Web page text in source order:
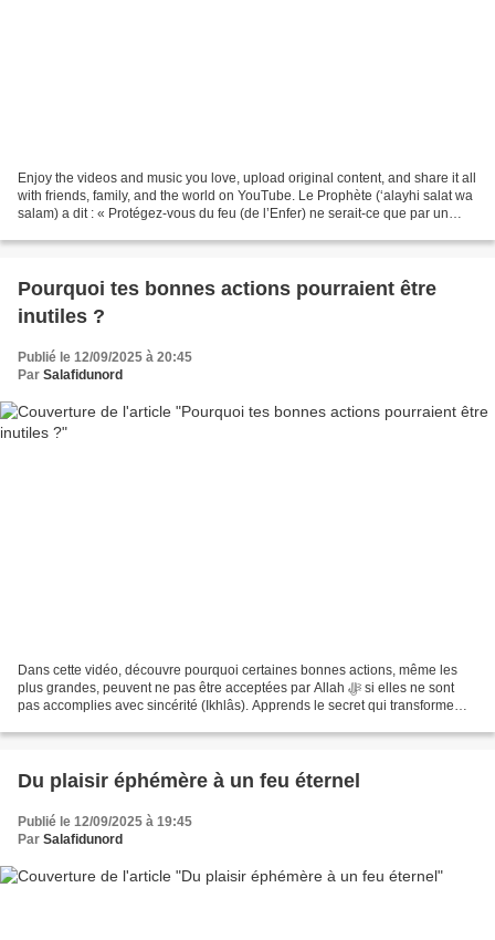
Enjoy the videos and music you love, upload original content, and share it all
with friends, family, and the world on YouTube. Le Prophète (‘alayhi salat wa
salam) a dit : « Protégez-vous du feu (de l’Enfer) ne serait-ce que par un
Pourquoi tes bonnes actions pourraient être
inutiles ?
Publié le 12/09/2025 à 20:45
Par Salafidunord
Dans cette vidéo, découvre pourquoi certaines bonnes actions, même les
plus grandes, peuvent ne pas être acceptées par Allah ﷻ si elles ne sont
pas accomplies avec sincérité (Ikhlâs). Apprends le secret qui transforme
Du plaisir éphémère à un feu éternel
Publié le 12/09/2025 à 19:45
Par Salafidunord